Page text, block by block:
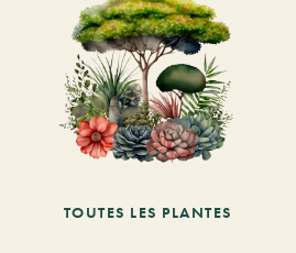
TOUTES LES PLANTES